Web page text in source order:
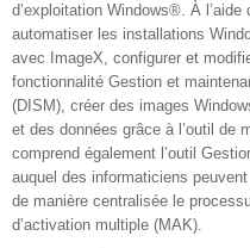
d’exploitation Windows®. À
automatiser les installations
avec ImageX, configurer et
fonctionnalité Gestion et
(DISM), créer des images
et des données grâce à l’outil de
comprend également l’outil
auquel des informaticiens
de manière centralisée le
d’activation multiple (MAK).